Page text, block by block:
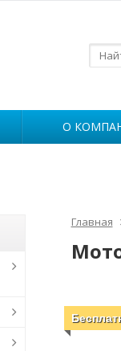
О
Главная